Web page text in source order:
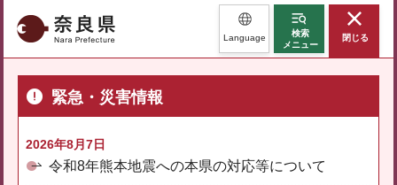
奈良県 Language
検索
メニュー
閉じる
緊急・災害情報
2026年8月7日
令和8年熊本地震への本県の対応等について